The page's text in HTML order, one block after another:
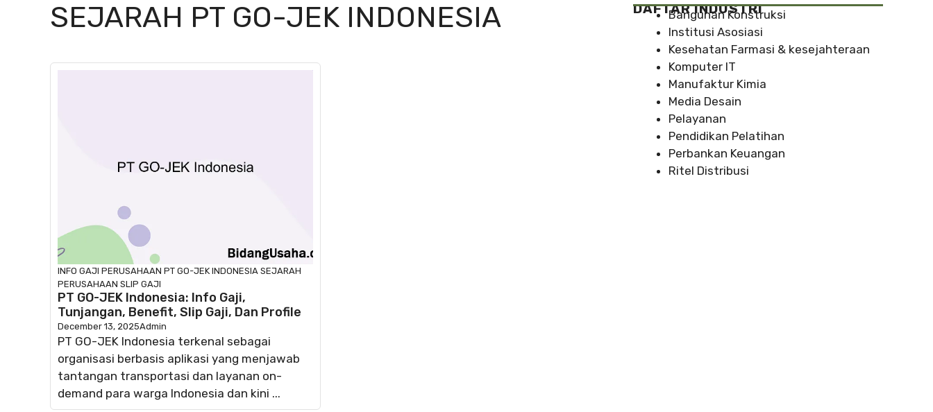
SEJARAH PT GO-JEK INDONESIA
INFO GAJI PERUSAHAAN PT GO-JEK INDONESIA SEJARAH
PERUSAHAAN SLIP GAJI
PT GO-JEK Indonesia: Info Gaji,
Tunjangan, Benefit, Slip Gaji, Dan Profile
December 13, 2025Admin
PT GO-JEK Indonesia terkenal sebagai
organisasi berbasis aplikasi yang menjawab
tantangan transportasi dan layanan on-
demand para warga Indonesia dan kini ...
DAFTAR INDUSTRI
Bangunan Konstruksi
Institusi Asosiasi
Kesehatan Farmasi & kesejahteraan
Komputer IT
Manufaktur Kimia
Media Desain
Pelayanan
Pendidikan Pelatihan
Perbankan Keuangan
Ritel Distribusi